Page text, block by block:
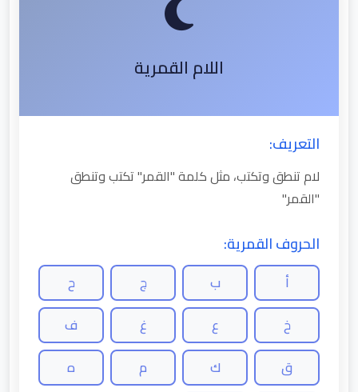
اللام القمرية
التعريف:
لام تنطق وتكتب، مثل كلمة "القمر" تكتب وتنطق
"القمر"
الحروف القمرية:
أ ب ج
ح
خ
ع غ
ف
ق
ك م
ه